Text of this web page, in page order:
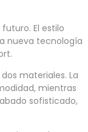
El estilo
nueva tecnología
materiales. La
mientras
sofisticado,